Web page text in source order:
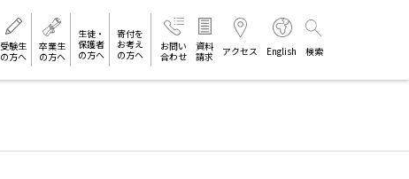
受験生
の方へ
卒業生
の方へ
生徒・
保護者
の方へ
寄付を
お考え
の方へ
お問い
合わせ
資料
請求
アクセス English 検索